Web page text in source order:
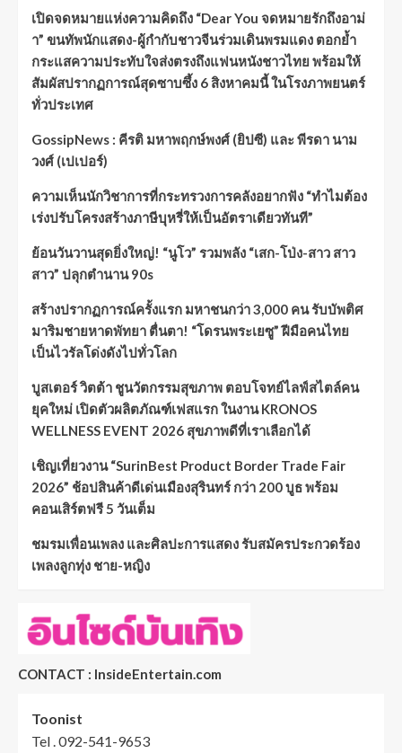
เปิดจดหมายแห่งความคิดถึง “Dear You จดหมายรักถึงอาม่
า” ขนทัพนักแสดง-ผู้กำกับชาวจีนร่วมเดินพรมแดง ตอกย้ำ
กระแสความประทับใจส่งตรงถึงแฟนหนังชาวไทย พร้อมให้
สัมผัสปรากฏการณ์สุดซาบซึ้ง 6 สิงหาคมนี้ ในโรงภาพยนตร์
ทั่วประเทศ
GossipNews : คีรติ มหาพฤกษ์พงศ์ (ยิปซี) และ พีรดา นาม
วงศ์ (เปเปอร์)
ความเห็นนักวิชาการที่กระทรวงการคลังอยากฟัง “ทำไมต้อง
เร่งปรับโครงสร้างภาษีบุหรี่ให้เป็นอัตราเดียวทันที”
ย้อนวันวานสุดยิ่งใหญ่! “นูโว” รวมพลัง “เสก-โป่ง-สาว สาว
สาว” ปลุกตำนาน 90s
สร้างปรากฏการณ์ครั้งแรก มหาชนกว่า 3,000 คน รับบัพติศ
มาริมชายหาดพัทยา ตื่นตา! “โดรนพระเยซู” ฝีมือคนไทย
เป็นไวรัลโด่งดังไปทั่วโลก
บูสเตอร์ วิตต้า ชูนวัตกรรมสุขภาพ ตอบโจทย์ไลฟ์สไตล์คน
ยุคใหม่ เปิดตัวผลิตภัณฑ์เฟสแรก ในงาน KRONOS
WELLNESS EVENT 2026 สุขภาพดีที่เราเลือกได้
เชิญเที่ยวงาน “SurinBest Product Border Trade Fair
2026” ช้อปสินค้าดีเด่นเมืองสุรินทร์ กว่า 200 บูธ พร้อม
คอนเสิร์ตฟรี 5 วันเต็ม
ชมรมเพื่อนเพลง และศิลปะการแสดง รับสมัครประกวดร้อง
เพลงลูกทุ่ง ชาย-หญิง
CONTACT : InsideEntertain.com
Toonist
Tel . 092-541-9653